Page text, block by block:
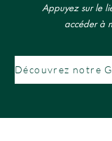
Appuyez sur le
accéder à